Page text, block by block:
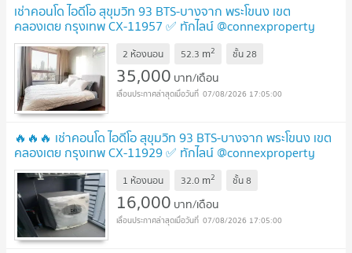
เช่าคอนโด ไอดีโอ สุขุมวิท 93 BTS-บางจาก พระโขนง เขต
คลองเตย กรุงเทพ CX-11957 ✅ ทักไลน์ @connexproperty
ตอบทันที ทีมงานมืออาชีพ ✅
2 ห้องนอน 52.3 m2 ชั้น28
35,000 บาท/เดือน
07/08/2026 17:05:00
🔥🔥🔥 เช่าคอนโด ไอดีโอ สุขุมวิท 93 BTS-บางจาก พระโขนง เขต
คลองเตย กรุงเทพ CX-11929 ✅ ทักไลน์ @connexproperty
ตอบทันที ทีมงานมืออาชีพ ✅ 🔥🔥🔥
1 ห้องนอน 32.0 m2 ชั้น8
16,000 บาท/เดือน
07/08/2026 17:05:00